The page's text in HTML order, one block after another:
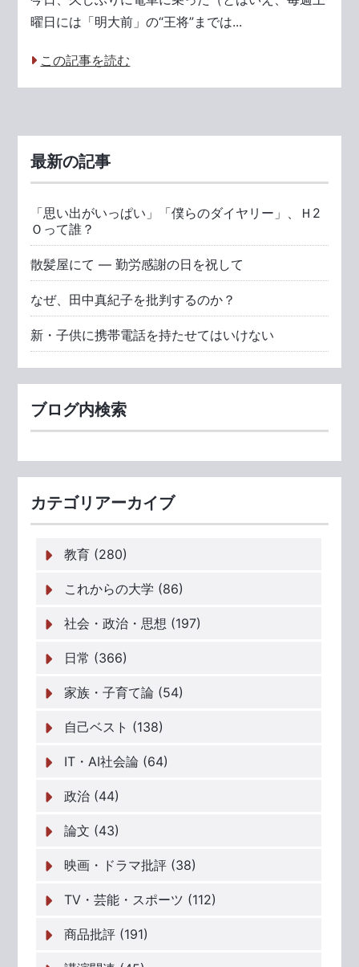
曜日には「明大前」の“王将”までは...
この記事を読む
最新の記事
「思い出がいっぱい」「僕らのダイヤリー」、Ｈ2
Ｏって誰？
散髪屋にて ― 勤労感謝の日を祝して
なぜ、田中真紀子を批判するのか？
新・子供に携帯電話を持たせてはいけない
ブログ内検索
カテゴリアーカイブ
教育 (280)
これからの大学 (86)
社会・政治・思想 (197)
日常 (366)
家族・子育て論 (54)
自己ベスト (138)
IT・AI社会論 (64)
政治 (44)
論文 (43)
映画・ドラマ批評 (38)
TV・芸能・スポーツ (112)
商品批評 (191)